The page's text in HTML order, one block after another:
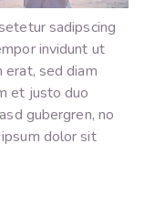
sadipscing
invidunt ut
erat, sed diam
et justo duo
gubergren, no
dolor sit